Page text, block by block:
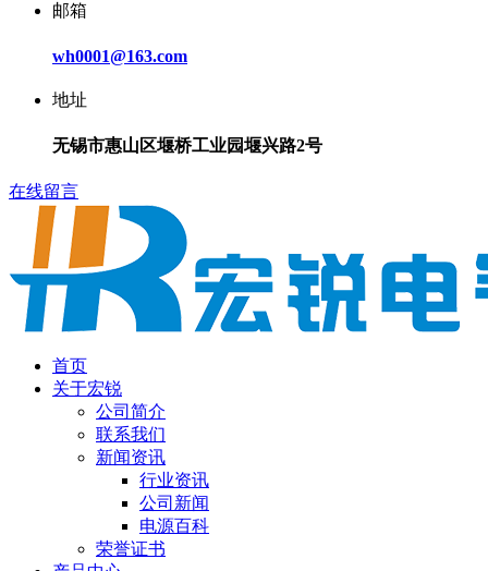
邮箱
wh0001@163.com
地址
无锡市惠山区堰桥工业园堰兴路2号
在线留言
首页
关于宏锐
公司简介
联系我们
新闻资讯
行业资讯
公司新闻
电源百科
荣誉证书